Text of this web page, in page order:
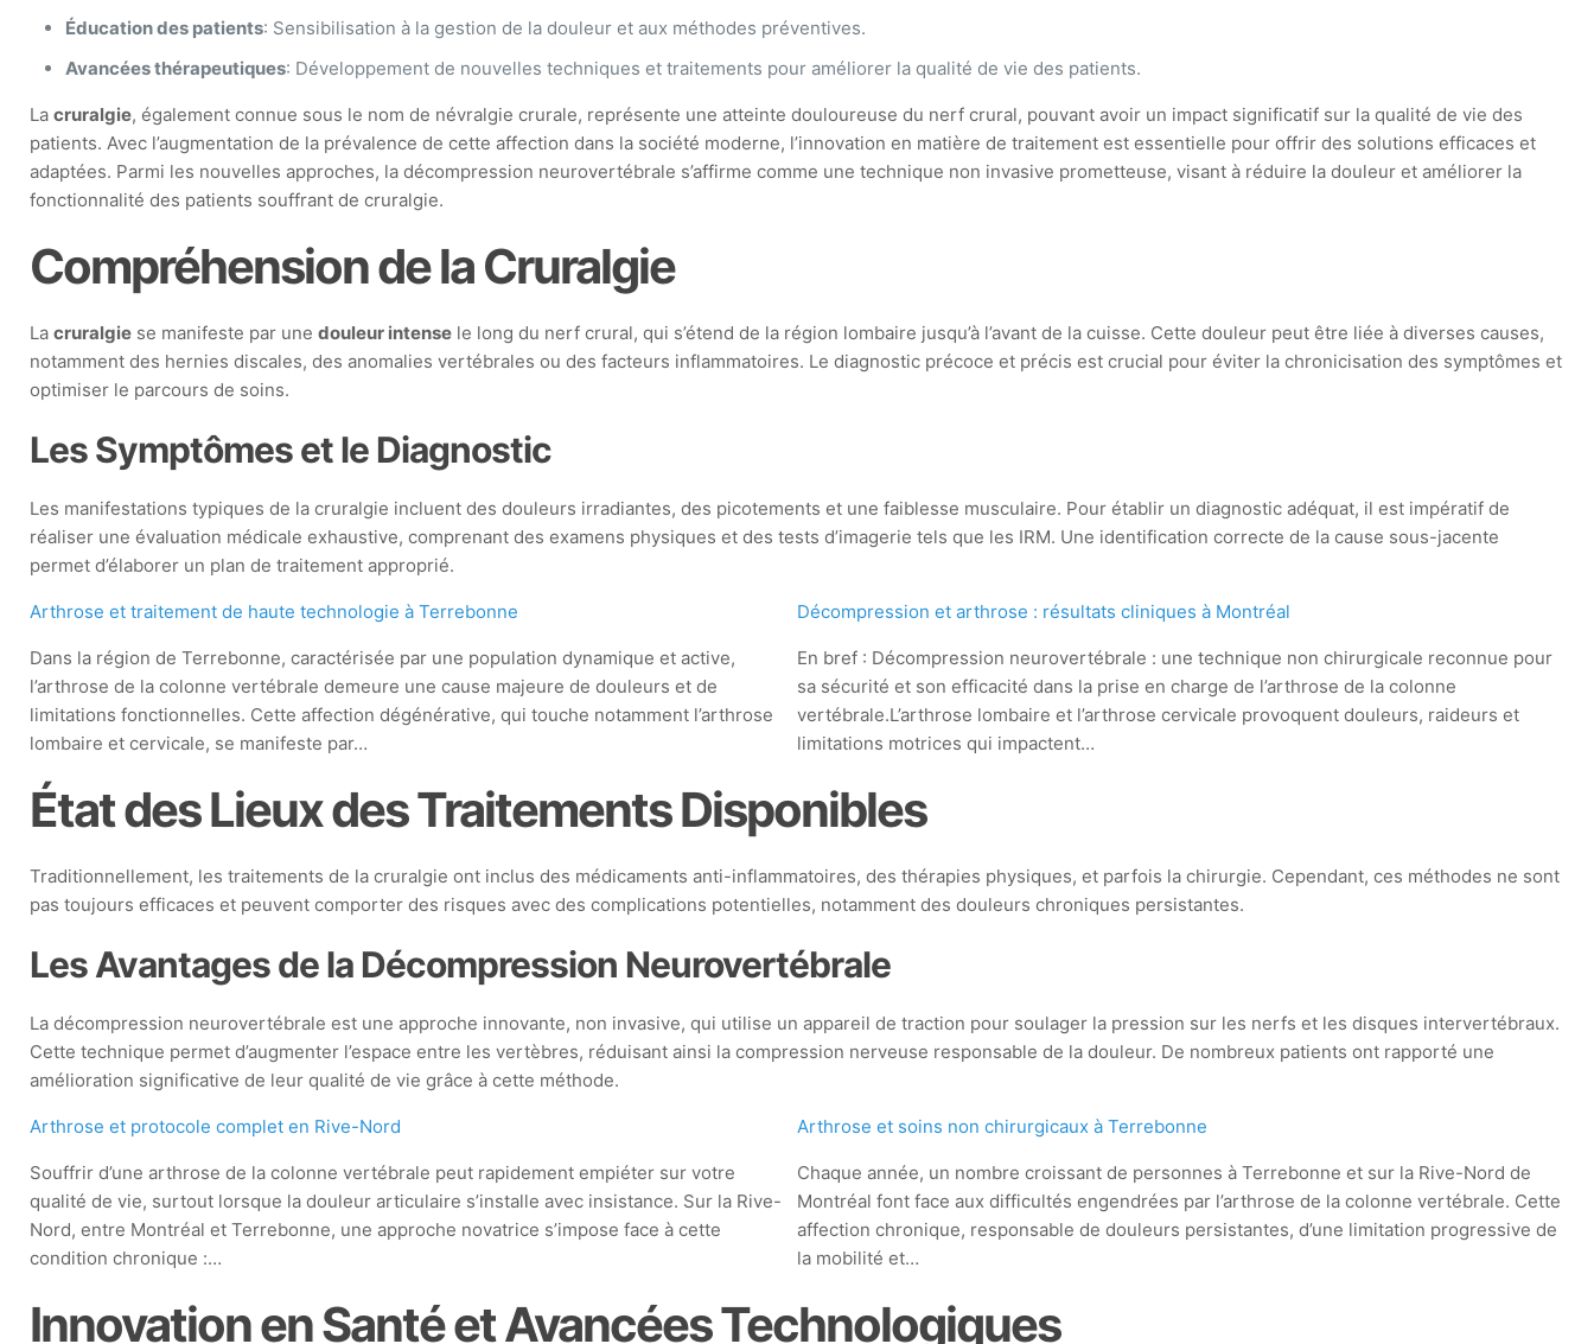
Éducation des patients: Sensibilisation à la gestion de la douleur et aux méthodes préventives.
Avancées thérapeutiques: Développement de nouvelles techniques et traitements pour améliorer la qualité de vie des patients.
Lacruralgie, également connue sous le nom de névralgie crurale, représente une atteinte douloureuse du nerf crural, pouvant avoir un impact significatif sur la qualité de vie des
patients. Avec l’augmentation de la prévalence de cette affection dans la société moderne, l’innovation en matière de traitement est essentielle pour offrir des solutions efficaces et
adaptées. Parmi les nouvelles approches, la décompression neurovertébrale s’affirme comme une technique non invasive prometteuse, visant à réduire la douleur et améliorer la
fonctionnalité des patients souffrant de cruralgie.
Compréhension de la Cruralgie
Lacruralgie se manifeste par unedouleur intense le long du nerf crural, qui s’étend de la région lombaire jusqu’à l’avant de la cuisse. Cette douleur peut être liée à diverses causes,
notamment des hernies discales, des anomalies vertébrales ou des facteurs inflammatoires. Le diagnostic précoce et précis est crucial pour éviter la chronicisation des symptômes et
optimiser le parcours de soins.
Les Symptômes et le Diagnostic
Les manifestations typiques de la cruralgie incluent des douleurs irradiantes, des picotements et une faiblesse musculaire. Pour établir un diagnostic adéquat, il est impératif de
réaliser une évaluation médicale exhaustive, comprenant des examens physiques et des tests d’imagerie tels que les IRM. Une identification correcte de la cause sous-jacente
permet d’élaborer un plan de traitement approprié.
Arthrose et traitement de haute technologie à Terrebonne
Dans la région de Terrebonne, caractérisée par une population dynamique et active,
l’arthrose de la colonne vertébrale demeure une cause majeure de douleurs et de
limitations fonctionnelles. Cette affection dégénérative, qui touche notamment l’arthrose
lombaire et cervicale, se manifeste par…
Décompression et arthrose : résultats cliniques à Montréal
En bref : Décompression neurovertébrale : une technique non chirurgicale reconnue pour
sa sécurité et son efficacité dans la prise en charge de l’arthrose de la colonne
vertébrale.L’arthrose lombaire et l’arthrose cervicale provoquent douleurs, raideurs et
limitations motrices qui impactent…
État des Lieux des Traitements Disponibles
Traditionnellement, les traitements de la cruralgie ont inclus des médicaments anti-inflammatoires, des thérapies physiques, et parfois la chirurgie. Cependant, ces méthodes ne sont
pas toujours efficaces et peuvent comporter des risques avec des complications potentielles, notamment des douleurs chroniques persistantes.
Les Avantages de la Décompression Neurovertébrale
La décompression neurovertébrale est une approche innovante, non invasive, qui utilise un appareil de traction pour soulager la pression sur les nerfs et les disques intervertébraux.
Cette technique permet d’augmenter l’espace entre les vertèbres, réduisant ainsi la compression nerveuse responsable de la douleur. De nombreux patients ont rapporté une
amélioration significative de leur qualité de vie grâce à cette méthode.
Arthrose et protocole complet en Rive-Nord
Souffrir d’une arthrose de la colonne vertébrale peut rapidement empiéter sur votre
qualité de vie, surtout lorsque la douleur articulaire s’installe avec insistance. Sur la Rive-
Nord, entre Montréal et Terrebonne, une approche novatrice s’impose face à cette
condition chronique :…
Arthrose et soins non chirurgicaux à Terrebonne
Chaque année, un nombre croissant de personnes à Terrebonne et sur la Rive-Nord de
Montréal font face aux difficultés engendrées par l’arthrose de la colonne vertébrale. Cette
affection chronique, responsable de douleurs persistantes, d’une limitation progressive de
la mobilité et…
Innovation en Santé et Avancées Technologiques